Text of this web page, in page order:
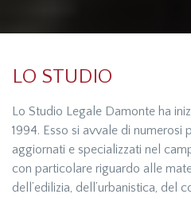
LO STUDIO
Lo Studio Legale Damonte ha
1994. Esso si avvale di numerosi
aggiornati e specializzati nel
con particolare riguardo alle
dell’edilizia, dell’urbanistica, del